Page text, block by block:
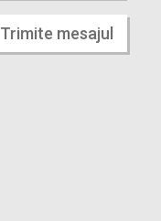
Trimite mesajul